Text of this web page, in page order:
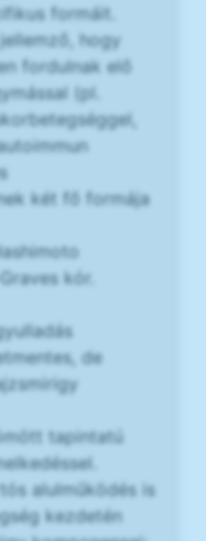
formáit.
hogy
fordulnak elő
(pl.
két fő formája
kór.
de
tapintatú
alulműködés is
kezdetén